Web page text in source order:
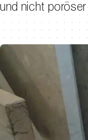
und nicht